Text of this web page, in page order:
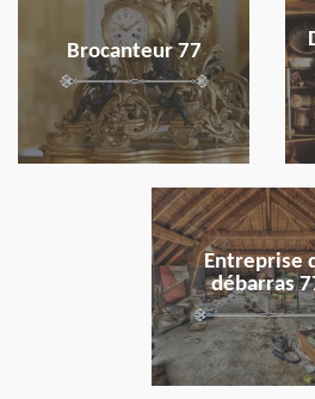
Brocanteur 77
Entreprise
débarras
en savoir plus